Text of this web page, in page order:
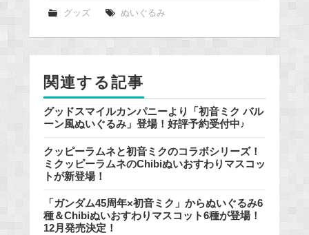
k
グッズ ぬいぐるみ
関連する記事
グッドスマイルカンパニーより「初音ミク バル
ーン風ぬいぐるみ」登場！好評予約受付中♪
クッピーラムネと初音ミクのコラボシリーズ！
ミクッピーラムネのChibiぬいおすわりマスコッ
トが新登場！
「ガンダム45周年×初音ミク」からぬいぐるみ6
種＆Chibiぬいおすわりマスコット6種が登場！
12月発売決定！